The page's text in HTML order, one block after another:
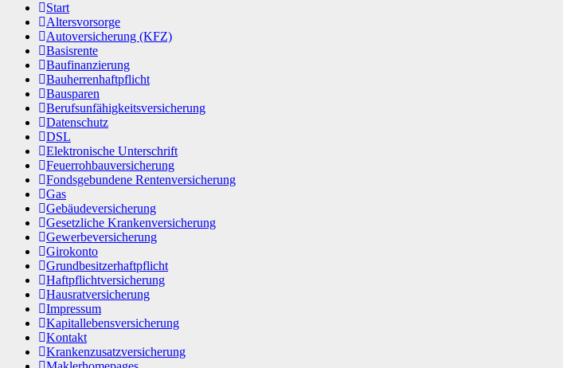
Start
Altersvorsorge
Autoversicherung (KFZ)
Basisrente
Baufinanzierung
Bauherrenhaftpflicht
Bausparen
Berufs­unfähigkeitsversicherung
Datenschutz
DSL
Elektronische Unterschrift
Feuerrohbauversicherung
Fondsgebundene Rentenversicherung
Gas
Gebäudeversicherung
Gesetzliche Krankenversicherung
Gewerbeversicherung
Girokonto
Grundbesitzerhaftpflicht
Haftpflichtversicherung
Hausratversicherung
Impressum
Kapitallebensversicherung
Kontakt
Krankenzusatzversicherung